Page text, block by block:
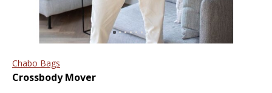
-21%
Chabo Bags
Crossbody Mover